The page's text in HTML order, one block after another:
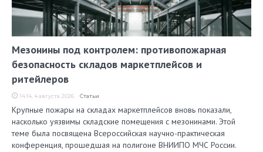
Мезонины под контролем: противопожарная
безопасность складов маркетплейсов и
ритейлеров
14:14, 4 августа 2026 Статьи
Крупные пожары на складах маркетплейсов вновь показали,
насколько уязвимы складские помещения с мезонинами. Этой
теме была посвящена Всероссийская научно-практическая
конференция, прошедшая на полигоне ВНИИПО МЧС России.